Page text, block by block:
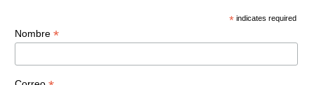
* indicates required
Nombre *